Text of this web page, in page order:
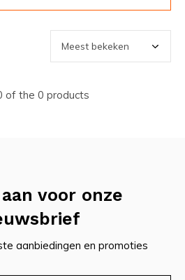
of the 0 products
voor onze
aanbiedingen en promoties